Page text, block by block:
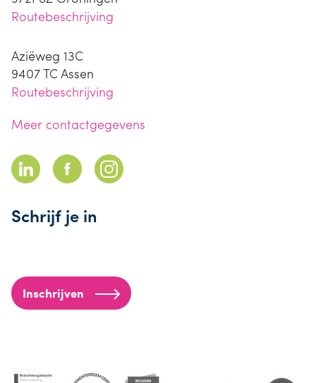
Routebeschrijving
Aziëweg 13C
9407 TC Assen
Routebeschrijving
Meer contactgegevens
Schrijf je in
Inschrijven